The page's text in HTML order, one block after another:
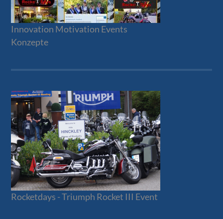
Innovation Motivation Events
Konzepte
Rocketdays - Triumph Rocket III Event